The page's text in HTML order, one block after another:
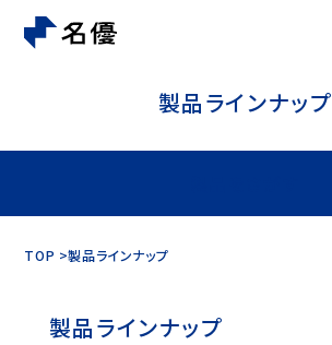
製品ラインナップ
TOP 製品ラインナップ
製品ラインナップ